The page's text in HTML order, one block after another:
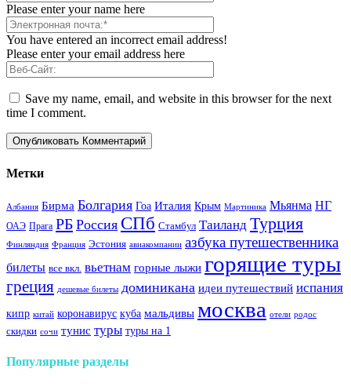
Please enter your name here
You have entered an incorrect email address!
Please enter your email address here
Save my name, email, and website in this browser for the next
time I comment.
Метки
Албания Бирма Болгария Гоа Италия Крым Мартиника Мьянма НГ
ОАЭ Прага РБ Россия СПб Стамбул Таиланд Турция
Финляндия Франция Эстония авиакомпании азбука путешественника
билеты все вкл. вьетнам горные лыжи горящие туры
греция дешевые билеты доминикана идеи путешествий испания
кипр китай коронавирус куба мальдивы москва отели родос
скидки сочи тунис туры туры на 1
Популярные разделы